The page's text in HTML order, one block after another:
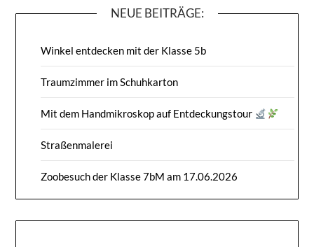
NEUE BEITRÄGE:
Winkel entdecken mit der Klasse 5b
Traumzimmer im Schuhkarton
Mit dem Handmikroskop auf Entdeckungstour
Straßenmalerei
Zoobesuch der Klasse 7bM am 17.06.2026